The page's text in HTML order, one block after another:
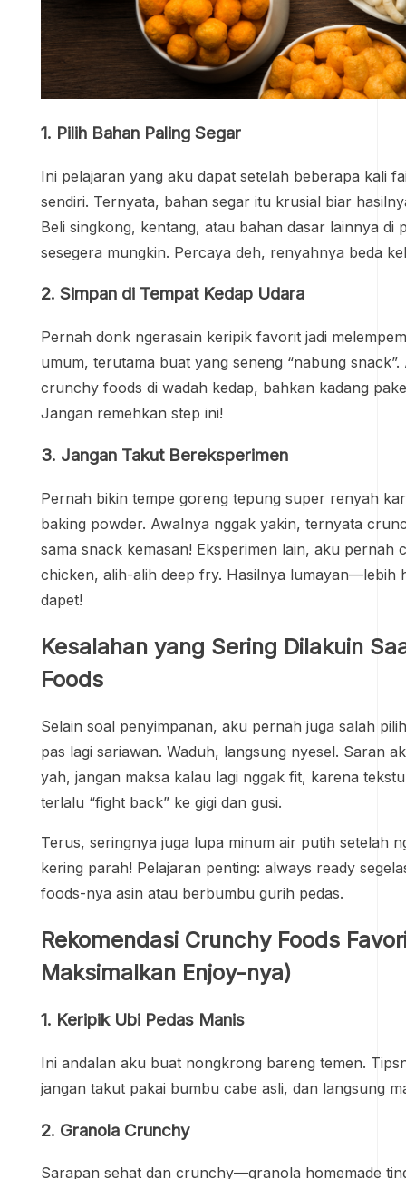
1. Pilih Bahan Paling Segar
Ini pelajaran yang aku dapat setelah beberapa kali
sendiri. Ternyata, bahan segar itu krusial biar
Beli singkong, kentang, atau bahan dasar lainnya di
sesegera mungkin. Percaya deh, renyahnya beda
2. Simpan di Tempat Kedap Udara
Pernah donk ngerasain keripik favorit jadi
umum, terutama buat yang seneng “nabung
crunchy foods di wadah kedap, bahkan kadang
Jangan remehkan step ini!
3. Jangan Takut Bereksperimen
Pernah bikin tempe goreng tepung super renyah
baking powder. Awalnya nggak yakin, ternyata
sama snack kemasan! Eksperimen lain, aku pernah
chicken, alih-alih deep fry. Hasilnya lumayan—lebih
dapet!
Kesalahan yang Sering Dilakuin
Foods
Selain soal penyimpanan, aku pernah juga salah
pas lagi sariawan. Waduh, langsung nyesel. Saran
yah, jangan maksa kalau lagi nggak fit, karena
terlalu “fight back” ke gigi dan gusi.
Terus, seringnya juga lupa minum air putih setelah
kering parah! Pelajaran penting: always ready
foods-nya asin atau berbumbu gurih pedas.
Rekomendasi Crunchy Foods
Maksimalkan Enjoy-nya)
1. Keripik Ubi Pedas Manis
Ini andalan aku buat nongkrong bareng temen.
jangan takut pakai bumbu cabe asli, dan langsung
2. Granola Crunchy
Sarapan sehat dan crunchy—granola homemade